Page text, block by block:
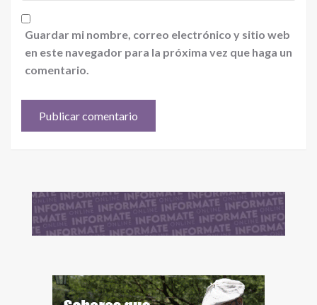
Guardar mi nombre, correo electrónico y sitio web
en este navegador para la próxima vez que haga un
comentario.